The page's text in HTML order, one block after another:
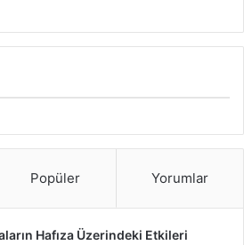
Popüler Yorumlar
Hafıza Üzerindeki Etkileri